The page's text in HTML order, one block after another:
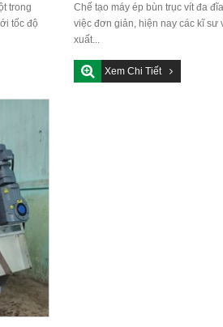
trong
tốc độ
đĩa
Chế tạo máy ép bùn trục vít đa
việc đơn giản, hiện nay các kĩ sư
xuất...
Xem Chi Tiết